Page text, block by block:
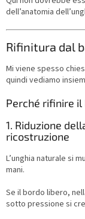
dell’anatomia
Rifinitura dal
Mi viene spesso
quindi vediamo
Perché rifinire
1. Riduzione
ricostruzione
L’unghia naturale si
mani.
Se il bordo libero,
sotto pressione si